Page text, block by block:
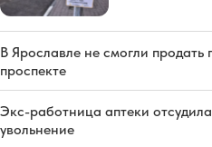
В Ярославле не смогли
проспекте
Экс-работница аптеки
увольнение